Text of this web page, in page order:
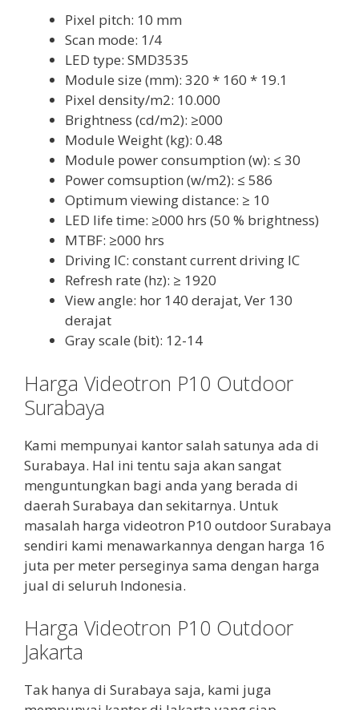
Pixel pitch: 10 mm
Scan mode: 1/4
LED type: SMD3535
Module size (mm): 320 * 160 * 19.1
Pixel density/m2: 10.000
Brightness (cd/m2): ≥000
Module Weight (kg): 0.48
Module power consumption (w): ≤ 30
Power comsuption (w/m2): ≤ 586
Optimum viewing distance: ≥ 10
LED life time: ≥000 hrs (50 % brightness)
MTBF: ≥000 hrs
Driving IC: constant current driving IC
Refresh rate (hz): ≥ 1920
View angle: hor 140 derajat, Ver 130
derajat
Gray scale (bit): 12-14
Harga Videotron P10 Outdoor
Surabaya
Kami mempunyai kantor salah satunya ada di
Surabaya. Hal ini tentu saja akan sangat
menguntungkan bagi anda yang berada di
daerah Surabaya dan sekitarnya. Untuk
masalah harga videotron P10 outdoor Surabaya
sendiri kami menawarkannya dengan harga 16
juta per meter perseginya sama dengan harga
jual di seluruh Indonesia.
Harga Videotron P10 Outdoor
Jakarta
Tak hanya di Surabaya saja, kami juga